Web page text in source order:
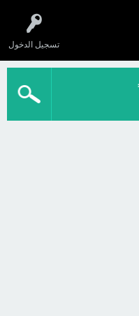
تسجيل الدخول